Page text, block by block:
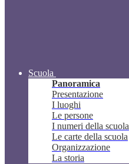
Scuola
Panoramica
Presentazione
I luoghi
Le persone
I numeri della scuola
Le carte della scuola
Organizzazione
La storia